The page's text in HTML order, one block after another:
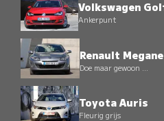
Volkswagen
Ankerpunt
Renault Megane
Doe maar gewoon ...
Toyota Auris
Fleurig grijs